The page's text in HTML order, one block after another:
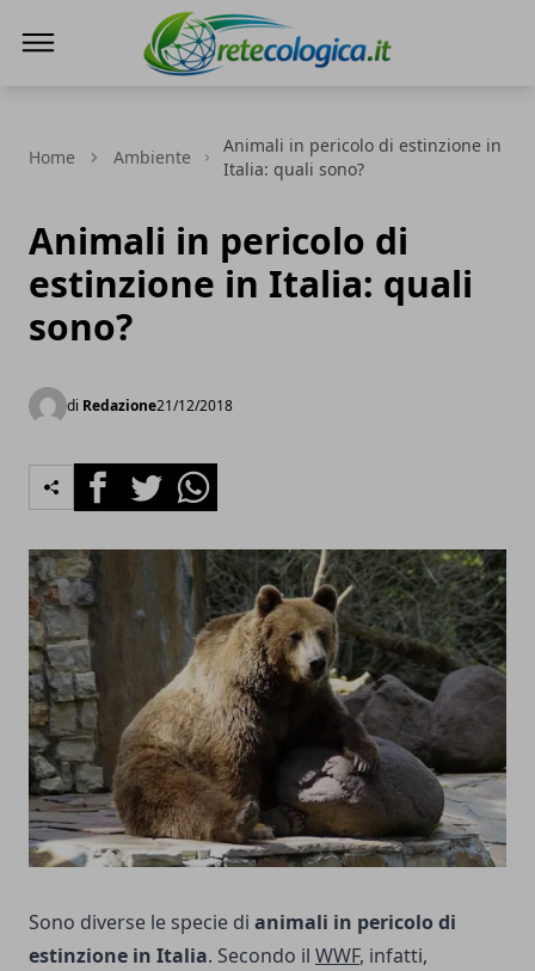
Home Ambiente
Animali in pericolo di estinzione in
Italia: quali sono?
Animali in pericolo di
estinzione in Italia: quali
sono?
di Redazione21/12/2018
FacebookTwitterWhatsapp
Sono diverse le specie di animali in pericolo di
estinzione in Italia. Secondo il WWF, infatti,